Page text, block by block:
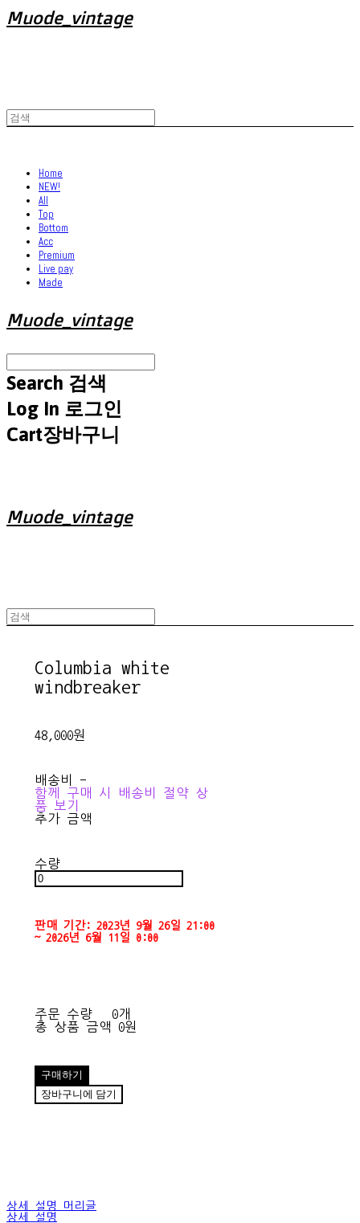
Muode_vintage
Home
NEW!
All
Top
Bottom
Acc
Premium
Live pay
Made
Muode_vintage
Search 검색
Log In 로그인
Cart장바구니
Muode_vintage
Columbia white
windbreaker
48,000원
배송비 -
함께 구매 시 배송비 절약 상
품 보기
추가 금액
수량
판매 기간: 2023년 9월 26일 21:00
~ 2026년 6월 11일 0:00
주문 수량
0개
총 상품 금액
0원
구매하기
장바구니에 담기
상세 설명 머리글
상세 설명